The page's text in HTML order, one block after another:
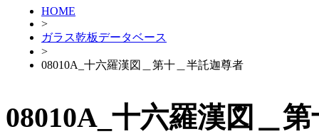
HOME
>
ガラス乾板データベース
>
08010A_十六羅漢図＿第十＿半託迦尊者
08010A_十六羅漢図＿